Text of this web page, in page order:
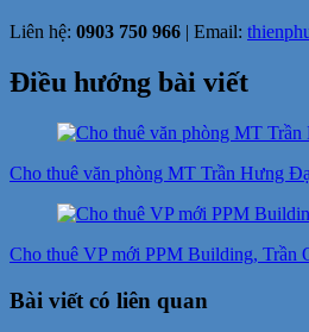
Liên hệ: 0903 750 966 | Email:
Điều hướng bài viết
Cho thuê văn phòng MT Trần Hưng
Cho thuê VP mới PPM Building, Trần
Bài viết có liên quan